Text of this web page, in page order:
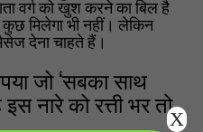
वर्ग को खुश करने का बिल है
मिलेगा भी नहीं। लेकिन
देना चाहते हैं।
जो ‘सबका साथ
नारे को रत्ती भर तोX